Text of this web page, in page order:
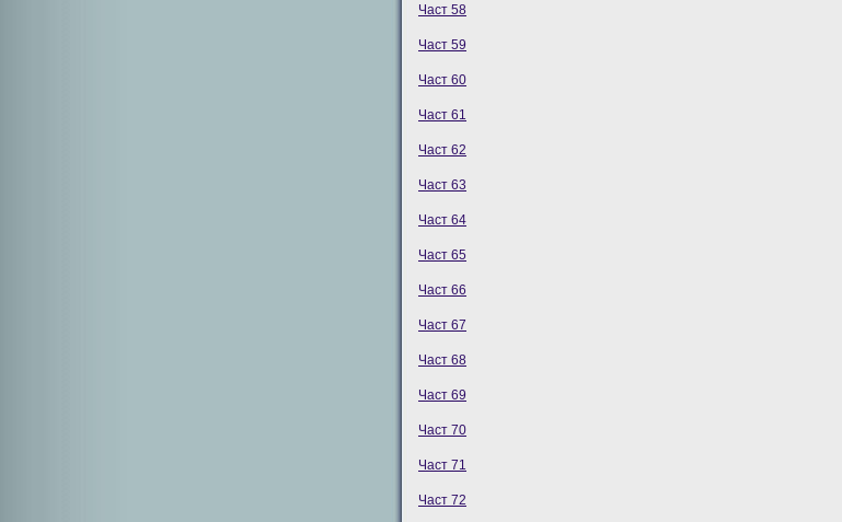
Част 58
Част 59
Част 60
Част 61
Част 62
Част 63
Част 64
Част 65
Част 66
Част 67
Част 68
Част 69
Част 70
Част 71
Част 72